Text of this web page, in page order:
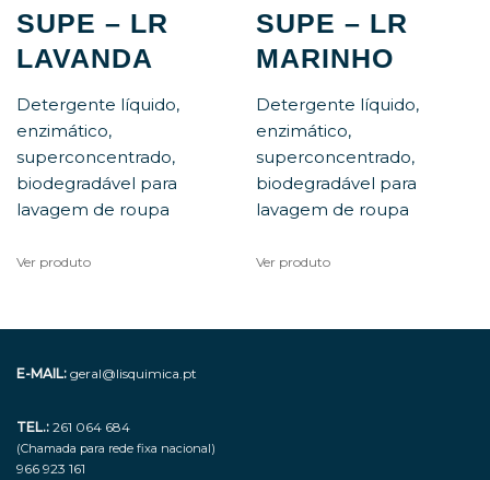
SUPE – LR
LAVANDA
Detergente líquido,
enzimático,
superconcentrado,
biodegradável para
lavagem de roupa
Ver produto
SUPE – LR
MARINHO
Detergente líquido,
enzimático,
superconcentrado,
biodegradável para
lavagem de roupa
Ver produto
E-MAIL: geral@lisquimica.pt
TEL.: 261 064 684
(Chamada para rede fixa nacional)
966 923 161